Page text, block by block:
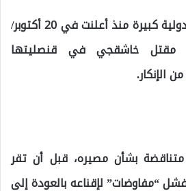
وتواجه السعودية أزمة دولية كبيرة منذ أعلنت في 20 أكتوبر/
مقتل خاشقجي في قنصليتها
بشأن مصيره، قبل أن تقر
“مفاوضات” لإقناعه بالعودة إلى